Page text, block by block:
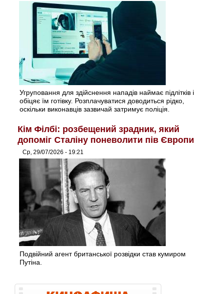
Угруповання для здійснення нападів наймає підлітків і
обіцяє їм готівку. Розплачуватися доводиться рідко,
оскільки виконавців зазвичай затримує поліція.
Кім Філбі: розбещений зрадник, який
допоміг Сталіну поневолити пів Європи
Ср, 29/07/2026 - 19:21
Подвійний агент британської розвідки став кумиром
Путіна.